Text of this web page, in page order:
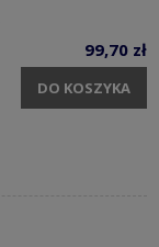
99,70 zł
DO KOSZYKA